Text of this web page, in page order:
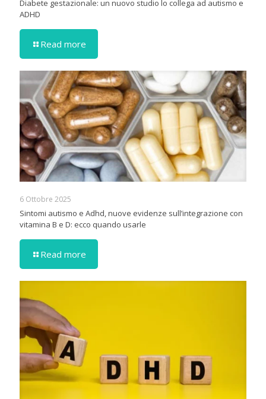
Diabete gestazionale: un nuovo studio lo collega ad autismo e
ADHD
Read more
6 Ottobre 2025
Sintomi autismo e Adhd, nuove evidenze sull’integrazione con
vitamina B e D: ecco quando usarle
Read more